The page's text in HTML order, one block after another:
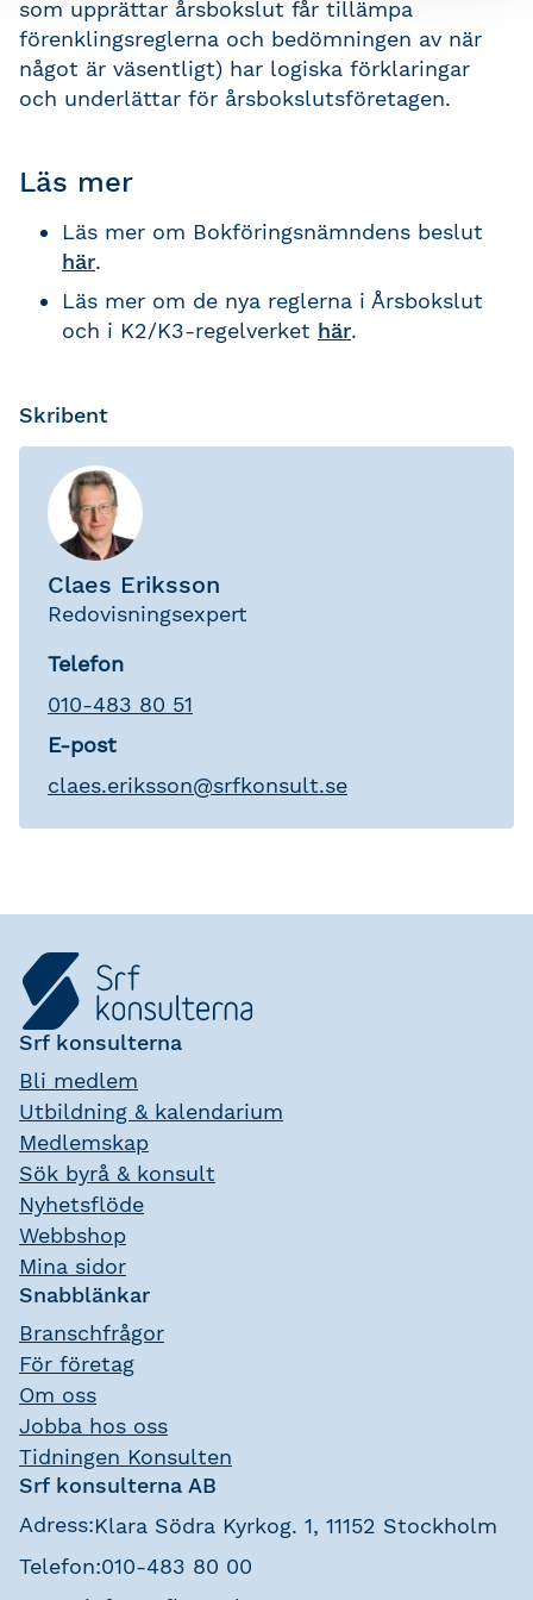
som upprättar årsbokslut får tillämpa
förenklingsreglerna och bedömningen av när
något är väsentligt) har logiska förklaringar
och underlättar för årsbokslutsföretagen.
Läs mer
Läs mer om Bokföringsnämndens beslut
här.
Läs mer om de nya reglerna i Årsbokslut
och i K2/K3-regelverket här.
Skribent
Claes Eriksson
Redovisningsexpert
Telefon
010-483 80 51
E-post
claes.eriksson@srfkonsult.se
Srf konsulterna
Bli medlem
Utbildning & kalendarium
Medlemskap
Sök byrå & konsult
Nyhetsflöde
Webbshop
Mina sidor
Snabblänkar
Branschfrågor
För företag
Om oss
Jobba hos oss
Tidningen Konsulten
Srf konsulterna AB
Adress:Klara Södra Kyrkog. 1, 11152 Stockholm
Telefon:010-483 80 00